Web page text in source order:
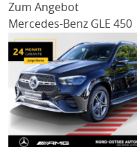
Zum Angebot
Mercedes-Benz GLE 450